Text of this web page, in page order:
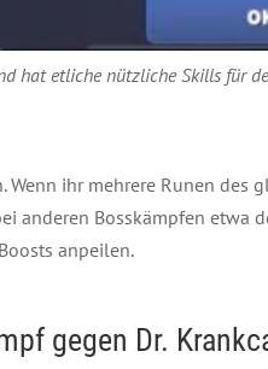
hat etliche nützliche Skills für
Wenn ihr mehrere Runen
anderen Bosskämpfen etwa
anpeilen.
gegen Dr.